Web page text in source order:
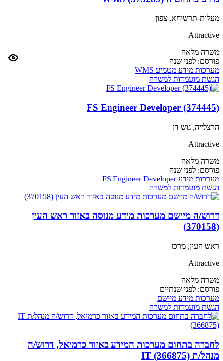
מעלות-תרשיחא, צפון
Attractive
משרה מלאה
פורסם: לפני שנה
מערכות מידע מטמיע WMS
הגשת מועמדות למשרה
FS Engineer Developer (374445)
הרצלייה, גוש דן
Attractive
משרה מלאה
פורסם: לפני שנה
מערכות מידע FS Engineer Developer
הגשת מועמדות למשרה
דרוש/ה מיישם מערכות מידע מנוסה באזור ראש העין
(370158)
ראש העין, מרכז
Attractive
משרה מלאה
פורסם: לפני שנתיים
מערכות מידע מיישם
הגשת מועמדות למשרה
לחברה בתחום מערכות המידע באזור כרמיאל, דרוש/ה
מנהל/ת IT (366875)